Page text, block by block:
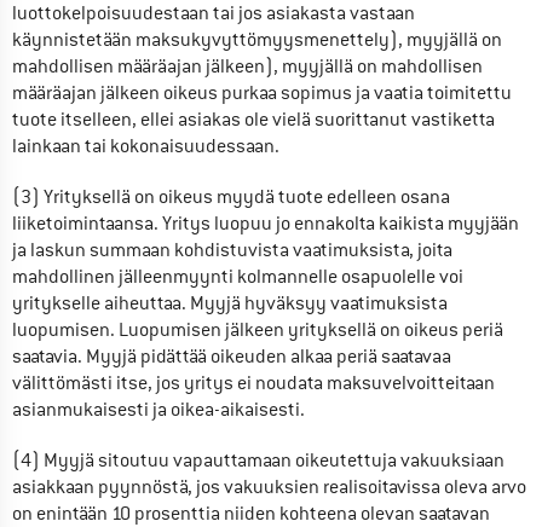
luottokelpoisuudestaan tai jos asiakasta vastaan
käynnistetään maksukyvyttömyysmenettely), myyjällä on
mahdollisen määräajan jälkeen), myyjällä on mahdollisen
määräajan jälkeen oikeus purkaa sopimus ja vaatia toimitettu
tuote itselleen, ellei asiakas ole vielä suorittanut vastiketta
lainkaan tai kokonaisuudessaan.
(3) Yrityksellä on oikeus myydä tuote edelleen osana
liiketoimintaansa. Yritys luopuu jo ennakolta kaikista myyjään
ja laskun summaan kohdistuvista vaatimuksista, joita
mahdollinen jälleenmyynti kolmannelle osapuolelle voi
yritykselle aiheuttaa. Myyjä hyväksyy vaatimuksista
luopumisen. Luopumisen jälkeen yrityksellä on oikeus periä
saatavia. Myyjä pidättää oikeuden alkaa periä saatavaa
välittömästi itse, jos yritys ei noudata maksuvelvoitteitaan
asianmukaisesti ja oikea-aikaisesti.
(4) Myyjä sitoutuu vapauttamaan oikeutettuja vakuuksiaan
asiakkaan pyynnöstä, jos vakuuksien realisoitavissa oleva arvo
on enintään 10 prosenttia niiden kohteena olevan saatavan